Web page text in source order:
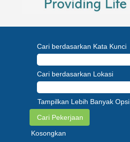
Cari berdasarkan Kata Kunci
Cari berdasarkan Lokasi
Tampilkan Lebih Banyak Opsi
Kosongkan